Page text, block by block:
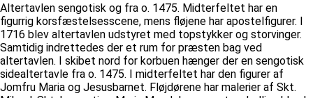
Altertavlen sengotisk og fra o. 1475. Midterfeltet har en
figurrig korsfæstelsesscene, mens fløjene har apostelfigurer. I
1716 blev altertavlen udstyret med topstykker og storvinger.
Samtidig indrettedes der et rum for præsten bag ved
altertavlen. I skibet nord for korbuen hænger der en sengotisk
sidealtertavle fra o. 1475. I midterfeltet har den figurer af
Jomfru Maria og Jesusbarnet. Fløjdørene har malerier af Skt.